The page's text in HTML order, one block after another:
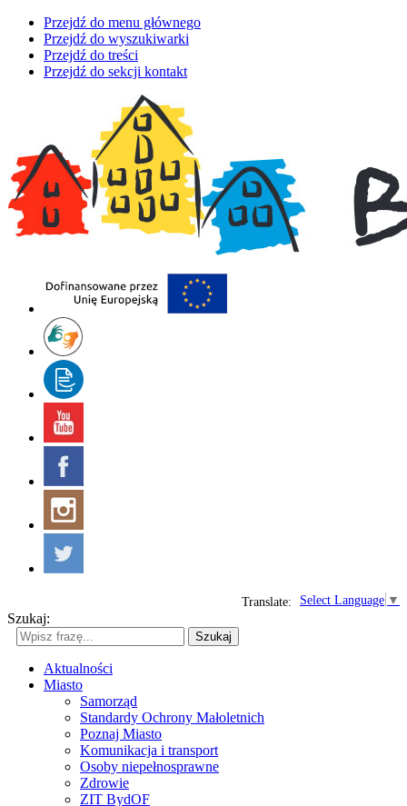
Przejdź do menu głównego
Przejdź do wyszukiwarki
Przejdź do treści
Przejdź do sekcji kontakt
Select Language ▼
Translate:
Szukaj:
Szukaj
Aktualności
Miasto
Samorząd
Standardy Ochrony Małoletnich
Poznaj Miasto
Komunikacja i transport
Osoby niepełnosprawne
Zdrowie
ZIT BydOF